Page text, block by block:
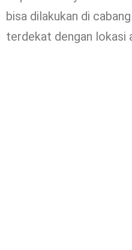
bisa dilakukan di
terdekat dengan lokasi